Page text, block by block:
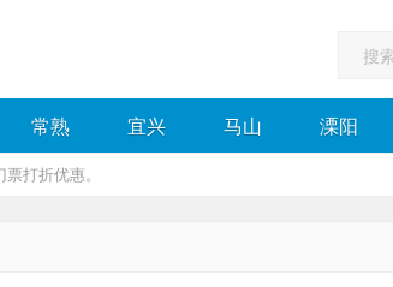
常熟 宜兴 马山 溧阳
打折优惠。